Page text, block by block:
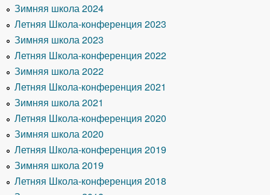
Зимняя школа 2024
Летняя Школа-конференция 2023
Зимняя школа 2023
Летняя Школа-конференция 2022
Зимняя школа 2022
Летняя Школа-конференция 2021
Зимняя школа 2021
Летняя Школа-конференция 2020
Зимняя школа 2020
Летняя Школа-конференция 2019
Зимняя школа 2019
Летняя Школа-конференция 2018